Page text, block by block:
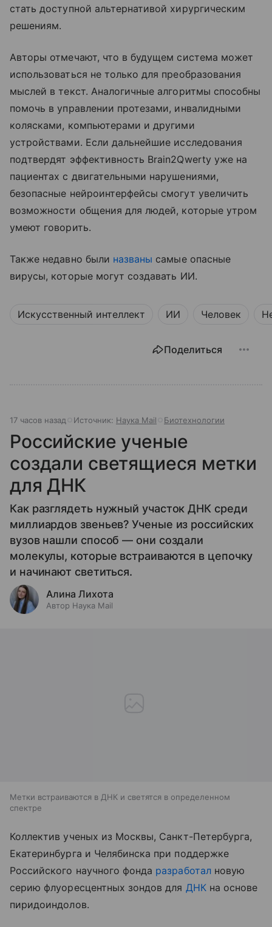
стать доступной альтернативой хирургическим
решениям.
Авторы отмечают, что в будущем система может
использоваться не только для преобразования
мыслей в текст. Аналогичные алгоритмы способны
помочь в управлении протезами, инвалидными
колясками, компьютерами и другими
устройствами. Если дальнейшие исследования
подтвердят эффективность Brain2Qwerty уже на
пациентах с двигательными нарушениями,
безопасные нейроинтерфейсы смогут увеличить
возможности общения для людей, которые утром
умеют говорить.
Также недавно были названы самые опасные
вирусы, которые могут создавать ИИ.
Искусственный интеллект ИИ Человек
Поделиться
17 часов назад Источник: Наука Mail Биотехнологии
Российские ученые
создали светящиеся метки
для ДНК
Как разглядеть нужный участок ДНК среди
миллиардов звеньев? Ученые из российских
вузов нашли способ — они создали
молекулы, которые встраиваются в цепочку
и начинают светиться.
Алина Лихота
Автор Наука Mail
Метки встраиваются в ДНК и светятся в определенном
спектре
Коллектив ученых из Москвы, Санкт-Петербурга,
Екатеринбурга и Челябинска при поддержке
Российского научного фонда разработалновую
серию флуоресцентных зондов для ДНКна основе
пиридоиндолов.